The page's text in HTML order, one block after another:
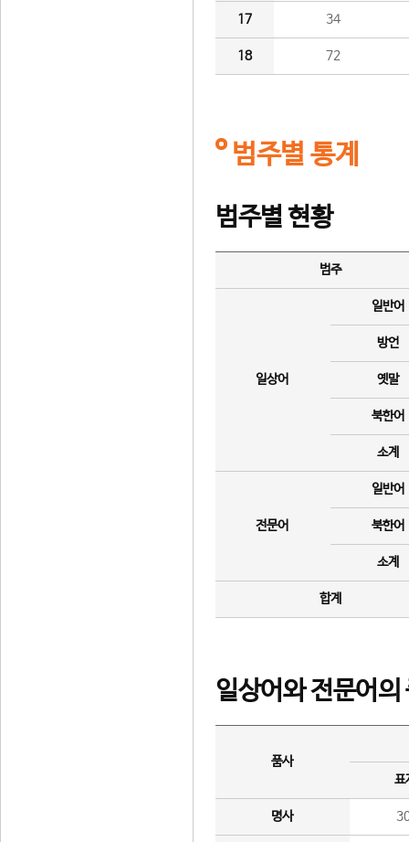
17 34
18 72
범주별 통계
범주별 현황
범주
일상어
일반어
방언
옛말
북한어
소계
전문어
일반어
북한어
소계
합계
일상어와 전문어의
품사
표
명사